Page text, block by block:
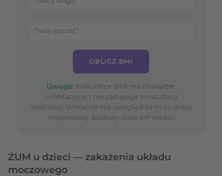
OBLICZ BMI
Uwaga: Kalkulator BMI ma charakter
orientacyjny i nie zastępuje konsultacji
lekarskiej. Wskaźnik nie uwzględnia m.in. masy
mięśniowej, budowy ciała ani wieku.
ZUM u dzieci — zakażenia układu
moczowego